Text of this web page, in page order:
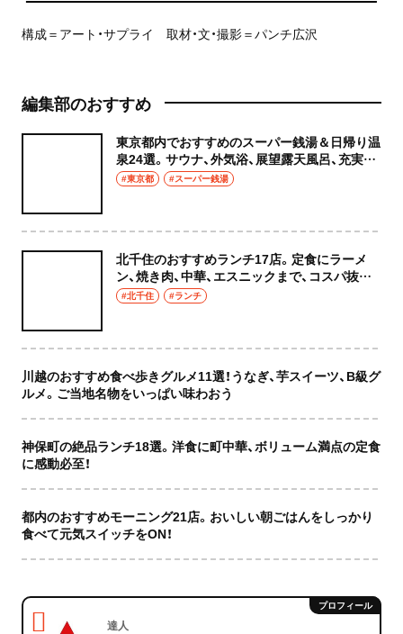
構成＝アート・サプライ 取材・文・撮影＝パンチ広沢
編集部のおすすめ
東京都内でおすすめのスーパー銭湯＆日帰り温
泉24選。サウナ、外気浴、展望露天風呂、充実の
癒やし空間へ
#東京都 #スーパー銭湯
北千住のおすすめランチ17店。定食にラーメ
ン、焼き肉、中華、エスニックまで、コスパ抜群
な店もおしゃれな店も網羅してご紹介！
#北千住 #ランチ
川越のおすすめ食べ歩きグルメ11選！うなぎ、芋スイーツ、B級グ
ルメ。ご当地名物をいっぱい味わおう
神保町の絶品ランチ18選。洋食に町中華、ボリューム満点の定食
に感動必至！
都内のおすすめモーニング21店。おいしい朝ごはんをしっかり
食べて元気スイッチをON！
達人